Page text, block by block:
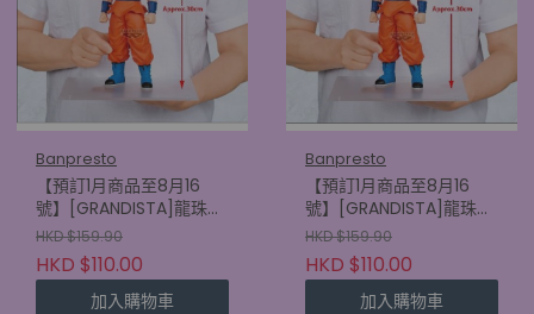
Banpresto
【預訂1月商品至8月16
號】[GRANDISTA]龍珠超
比魯斯 超級撒亞人神 超級
撒亞人孫悟空
(4580886900169)
HKD $159.90
HKD $110.00
加入購物車
Banpresto
【預訂1月商品至8月16
號】[GRANDISTA]龍珠超
比魯斯 超級撒亞人孫悟空
(4580886900152)
HKD $159.90
HKD $110.00
加入購物車